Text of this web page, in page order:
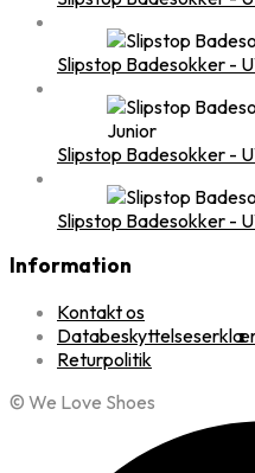
Slipstop Badesokker -
Slipstop Badesokker -
Slipstop Badesokker -
Information
Kontakt os
Returpolitik
© We Love Shoes